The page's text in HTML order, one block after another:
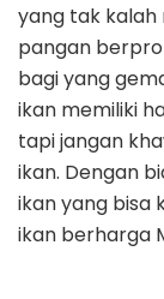
yang tak kalah
pangan
bagi yang
ikan memiliki
tapi jangan
ikan. Dengan
ikan yang bisa
ikan berharga